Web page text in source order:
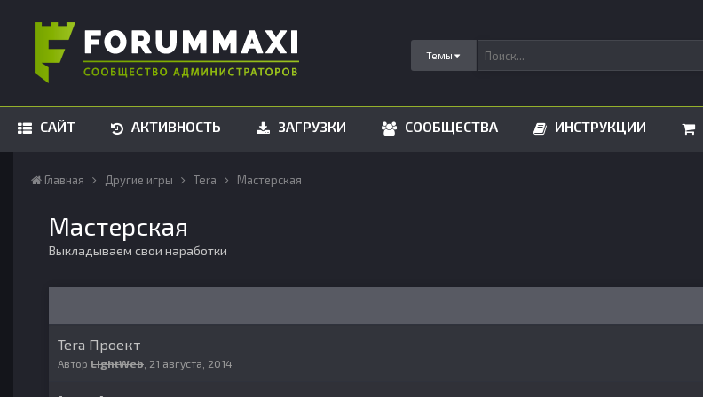
Темы
САЙТ АКТИВНОСТЬ ЗАГРУЗКИ СООБЩЕСТВА ИНСТРУКЦИИ
Главная Другие игры Tera Мастерская
Мастерская
Выкладываем свои наработки
Tera Проект
Автор LightWeb 21 августа, 2014